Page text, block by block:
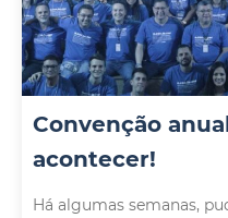
Convenção
acontecer!
Há algumas semanas,